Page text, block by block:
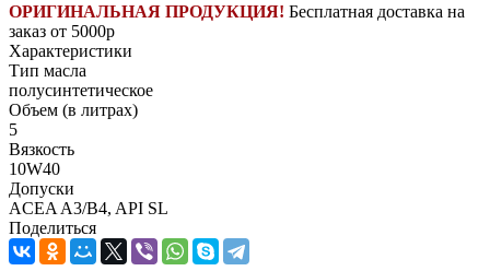
ОРИГИНАЛЬНАЯ ПРОДУКЦИЯ! Бесплатная доставка на
заказ от 5000р
Характеристики
Тип масла
полусинтетическое
Объем (в литрах)
5
Вязкость
10W40
Допуски
ACEA A3/B4, API SL
Поделиться